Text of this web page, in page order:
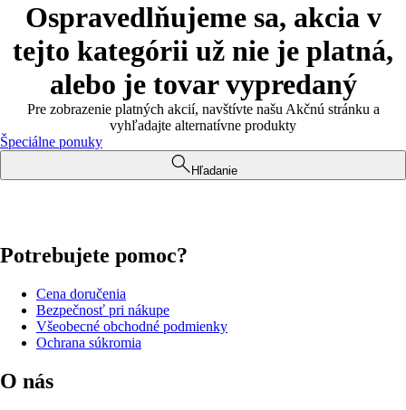
Ospravedlňujeme sa, akcia v
tejto kategórii už nie je platná,
alebo je tovar vypredaný
Pre zobrazenie platných akcií, navštívte našu Akčnú stránku a
vyhľadajte alternatívne produkty
Špeciálne ponuky
Hľadanie
Potrebujete pomoc?
Cena doručenia
Bezpečnosť pri nákupe
Všeobecné obchodné podmienky
Ochrana súkromia
O nás